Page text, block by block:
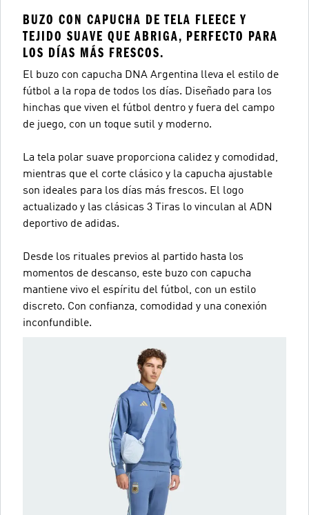
BUZO CON CAPUCHA DE TELA FLEECE Y
TEJIDO SUAVE QUE ABRIGA, PERFECTO PARA
LOS DÍAS MÁS FRESCOS.
El buzo con capucha DNA Argentina lleva el estilo de
fútbol a la ropa de todos los días. Diseñado para los
hinchas que viven el fútbol dentro y fuera del campo
de juego, con un toque sutil y moderno.
La tela polar suave proporciona calidez y comodidad,
mientras que el corte clásico y la capucha ajustable
son ideales para los días más frescos. El logo
actualizado y las clásicas 3 Tiras lo vinculan al ADN
deportivo de adidas.
Desde los rituales previos al partido hasta los
momentos de descanso, este buzo con capucha
mantiene vivo el espíritu del fútbol, con un estilo
discreto. Con confianza, comodidad y una conexión
inconfundible.